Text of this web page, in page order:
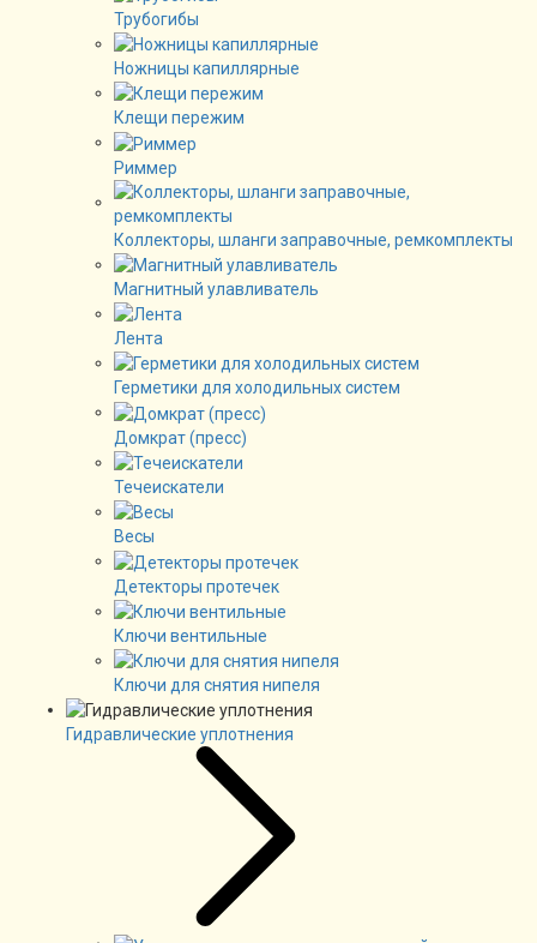
Трубогибы
Ножницы капиллярные
Клещи пережим
Риммер
Коллекторы, шланги заправочные, ремкомплекты
Магнитный улавливатель
Лента
Герметики для холодильных систем
Домкрат (пресс)
Течеискатели
Весы
Детекторы протечек
Ключи вентильные
Ключи для снятия нипеля
Гидравлические уплотнения